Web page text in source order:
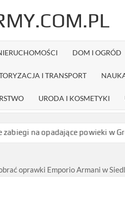
DOM I OGRÓD
I TRANSPORT
URODA I KOSMETYKI
opadające powieki w Grodzisku
oprawki Emporio Armani w